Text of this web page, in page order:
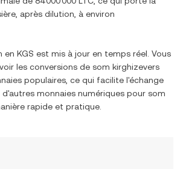
après dilution, à environ
en KGS est mis à jour en temps réel. Vous
les conversions de som kirghizevers
populaires, ce qui facilite l'échange
d'autres monnaies numériques pour som
rapide et pratique.